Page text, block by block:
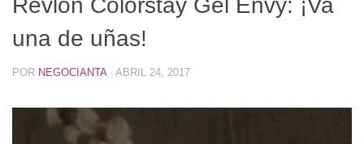
Revlon Colorstay Gel Envy: ¡Va
una de uñas!
POR NEGOCIANTA · ABRIL 24, 2017